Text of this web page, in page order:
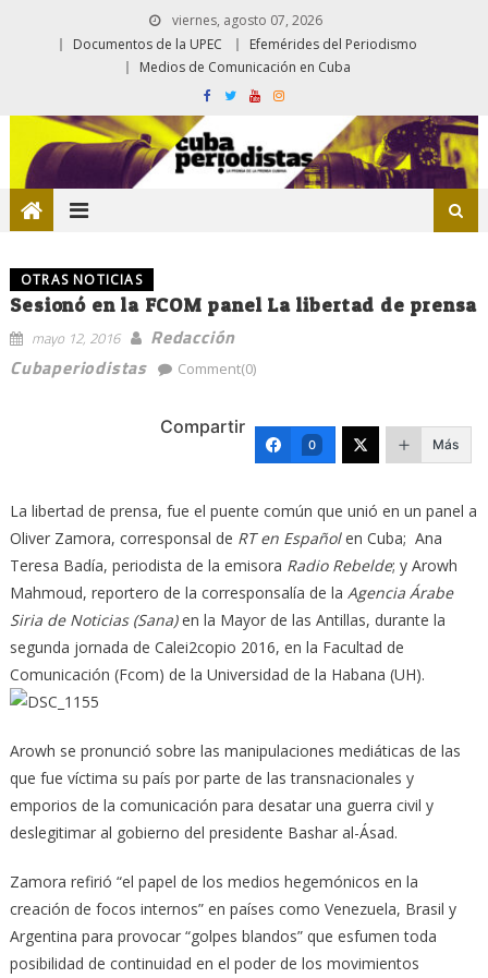
viernes, agosto 07, 2026
Documentos de la UPEC
Efemérides del Periodismo
Medios de Comunicación en Cuba
OTRAS NOTICIAS
Sesionó en la FCOM panel La libertad de prensa
mayo 12, 2016
Redacción
Cubaperiodistas
Comment(0)
Compartir
0 Más
La libertad de prensa, fue el puente común que unió en un panel a
Oliver Zamora, corresponsal de RT en Españolen Cuba; Ana
Teresa Badía, periodista de la emisora Radio Rebelde; y Arowh
Mahmoud, reportero de la corresponsalía de la Agencia Árabe
Siria de Noticias (Sana)en la Mayor de las Antillas, durante la
segunda jornada de Calei2copio 2016, en la Facultad de
Comunicación (Fcom) de la Universidad de la Habana (UH).
Arowh se pronunció sobre las manipulaciones mediáticas de las
que fue víctima su país por parte de las transnacionales y
emporios de la comunicación para desatar una guerra civil y
deslegitimar al gobierno del presidente Bashar al-Ásad.
Zamora refirió “el papel de los medios hegemónicos en la
creación de focos internos” en países como Venezuela, Brasil y
Argentina para provocar “golpes blandos” que esfumen toda
posibilidad de continuidad en el poder de los movimientos